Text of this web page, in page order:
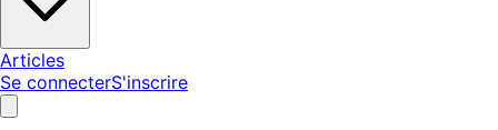
Articles
Se connecterS'inscrire